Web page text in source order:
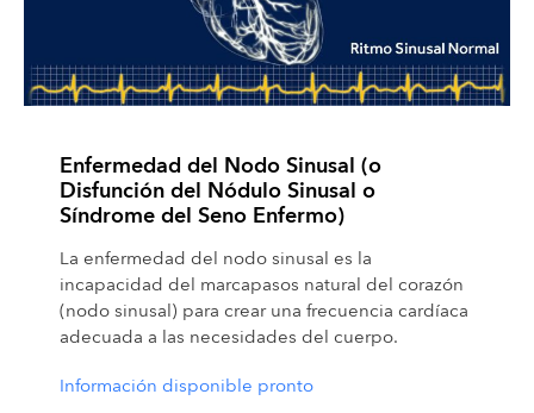
Enfermedad del Nodo Sinusal (o
Disfunción del Nódulo Sinusal o
Síndrome del Seno Enfermo)
La enfermedad del nodo sinusal es la
incapacidad del marcapasos natural del corazón
(nodo sinusal) para crear una frecuencia cardíaca
adecuada a las necesidades del cuerpo.
Información disponible pronto